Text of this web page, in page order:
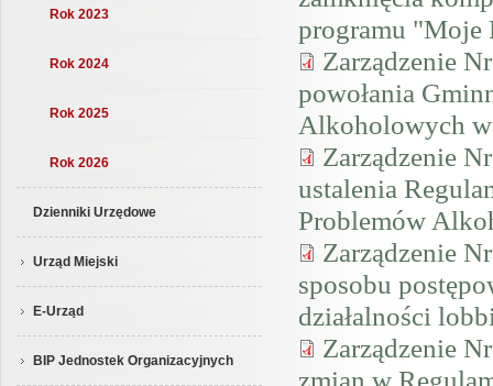
Rok 2023
Rok 2024
Rok 2025
Rok 2026
Dzienniki Urzędowe
Urząd Miejski
E-Urząd
BIP Jednostek Organizacyjnych
programu
Zarządzenie
powołania
Alkoholowych
Zarządzenie
ustalenia
Problemów
Zarządzenie
sposobu
działalności
Zarządzenie
zmian w